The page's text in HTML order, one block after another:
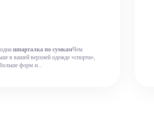
шпаргалка по сумкамЧем
в вашей верхней одежде «спорта»,
форм и...